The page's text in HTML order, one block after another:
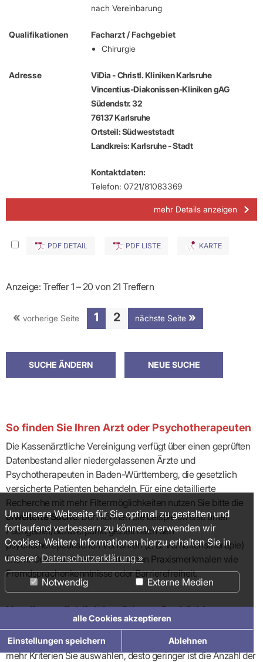
nach Vereinbarung
Qualifikationen
Facharzt / Fachgebiet
Chirurgie
Adresse
ViDia - Christl. Kliniken Karlsruhe
Vincentius-Diakonissen-Kliniken gAG
Südendstr. 32
76137 Karlsruhe
Ortsteil: Südweststadt
Landkreis: Karlsruhe - Stadt
Kontaktdaten:
Telefon: 0721/81083369
mehr Details anzeigen
PDF DETAIL PDF LISTE KARTE
Anzeige: Treffer 1 – 20 von 21 Treffern
vorherige Seite 1 2 nächste Seite
So finden Sie Ihren Arzt oder Psychotherapeuten
Die Kassenärztliche Vereinigung verfügt über einen geprüften
Datenbestand aller niedergelassenen Ärzte und
Psychotherapeuten in Baden-Württemberg, die gesetzlich
versicherte Patienten behandeln. Für eine detaillierte
Recherche mit mehr Filtermöglichkeiten nutzen Sie bitte die
erweiterte Suche. Dort können Sie beispielsweise unter
Fachgebiet/Schwerpunkt gezielt nach den
psychotherapeutischen Verfahren (z. B. Verhaltenstherapie)
filtern. Oder auch nach zusätzlichen Praxismerkmalen wie
Fremdsprachenkenntnisse oder Barrierefreiheit.
Nur die tatsächlich benötigten Suchfelder
Starten Sie die Suche mit möglichst wenigen Suchkriterien. Je
mehr Kriterien Sie auswählen, desto geringer ist die Anzahl der
Um unsere Webseite für Sie optimal zu gestalten und
fortlaufend verbessern zu können, verwenden wir
Cookies. Weitere Informationen hierzu erhalten Sie in
unserer Datenschutzerklärung »
Notwendig Externe Medien
alle Cookies akzeptieren
Einstellungen speichern Ablehnen